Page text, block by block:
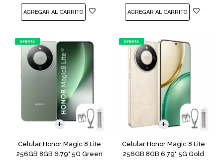
Celular Honor Magic 8 Lite
256GB 8GB 6.79" 5G Green
COMPARAR
Celular Honor Magic 8 Lite
256GB 8GB 6.79" 5G Gold
COMPARAR